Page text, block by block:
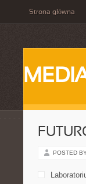
Strona główna
POSTED